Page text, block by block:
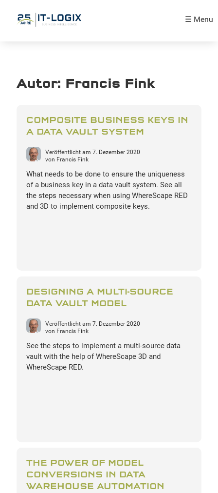
☰ Menu
Autor: Francis Fink
COMPOSITE BUSINESS KEYS IN
A DATA VAULT SYSTEM
Veröffentlicht am 7. Dezember 2020
von Francis Fink
What needs to be done to ensure the uniqueness
of a business key in a data vault system. See all
the steps necessary when using WhereScape RED
and 3D to implement composite keys.
DESIGNING A MULTI-SOURCE
DATA VAULT MODEL
Veröffentlicht am 7. Dezember 2020
von Francis Fink
See the steps to implement a multi-source data
vault with the help of WhereScape 3D and
WhereScape RED.
THE POWER OF MODEL
CONVERSIONS IN DATA
WAREHOUSE AUTOMATION